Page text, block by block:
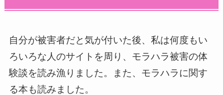
自分が被害者だと気が付いた後、私は何度もい
ろいろな人のサイトを周り、モラハラ被害の体
験談を読み漁りました。また、モラハラに関す
る本も読みました。